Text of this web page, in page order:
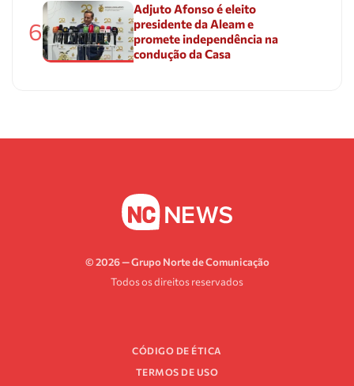
6
Adjuto Afonso é eleito
presidente da Aleam e
promete independência na
condução da Casa
© 2026 — Grupo Norte de Comunicação
Todos os direitos reservados
CÓDIGO DE ÉTICA
TERMOS DE USO